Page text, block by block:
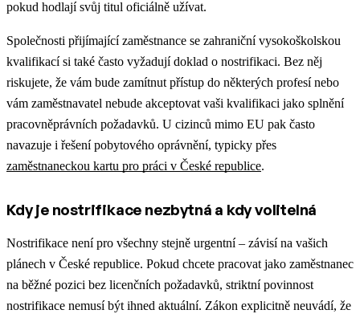
pokud hodlají svůj titul oficiálně užívat.
Společnosti přijímající zaměstnance se zahraniční vysokoškolskou
kvalifikací si také často vyžadují doklad o nostrifikaci. Bez něj
riskujete, že vám bude zamítnut přístup do některých profesí nebo
vám zaměstnavatel nebude akceptovat vaši kvalifikaci jako splnění
pracovněprávních požadavků. U cizinců mimo EU pak často
navazuje i řešení pobytového oprávnění, typicky přes
zaměstnaneckou kartu pro práci v České republice.
Kdy je nostrifikace nezbytná a kdy volitelná
Nostrifikace není pro všechny stejně urgentní – závisí na vašich
plánech v České republice. Pokud chcete pracovat jako zaměstnanec
na běžné pozici bez licenčních požadavků, striktní povinnost
nostrifikace nemusí být ihned aktuální. Zákon explicitně neuvádí, že